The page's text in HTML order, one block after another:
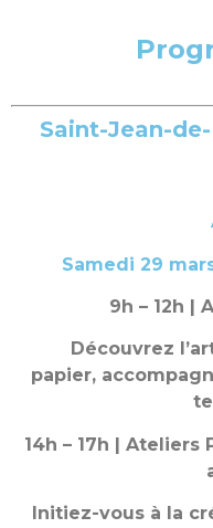
Saint-Jean-
Samedi 29
9h – 12h |
Découvrez
papier,
14h – 17h | Ateliers
Initiez-vous à la